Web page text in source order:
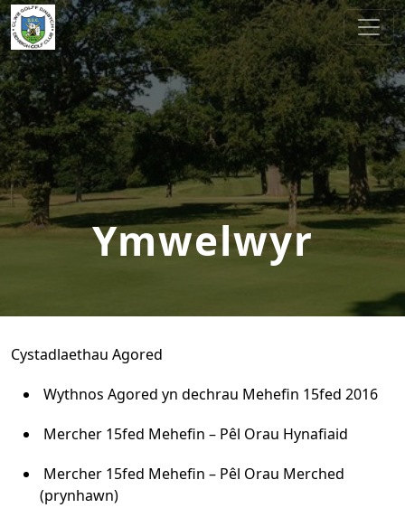
Skip to primary navigation
Skip to main content
Denbigh Golf Club
Ymwelwyr
Cystadlaethau Agored
Wythnos Agored yn dechrau Mehefin 15fed 2016
Mercher 15fed Mehefin – Pêl Orau Hynafiaid
Mercher 15fed Mehefin – Pêl Orau Merched
(prynhawn)